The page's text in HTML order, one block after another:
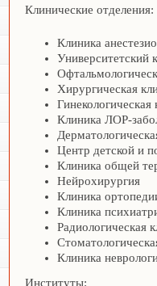
Клинические отделения:
Клиника
Университетский
Хирургическая
Гинекологическая
Клиника ЛОР-
Центр детской и
Клиника общей
Нейрохирургия
Клиника
Клиника
Радиологическая
Клиника
Институты: